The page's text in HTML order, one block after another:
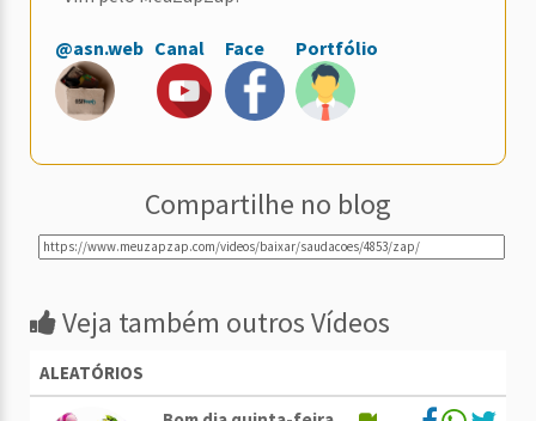
@asn.web Canal Face Portfólio
Compartilhe no blog
Veja também outros Vídeos
ALEATÓRIOS